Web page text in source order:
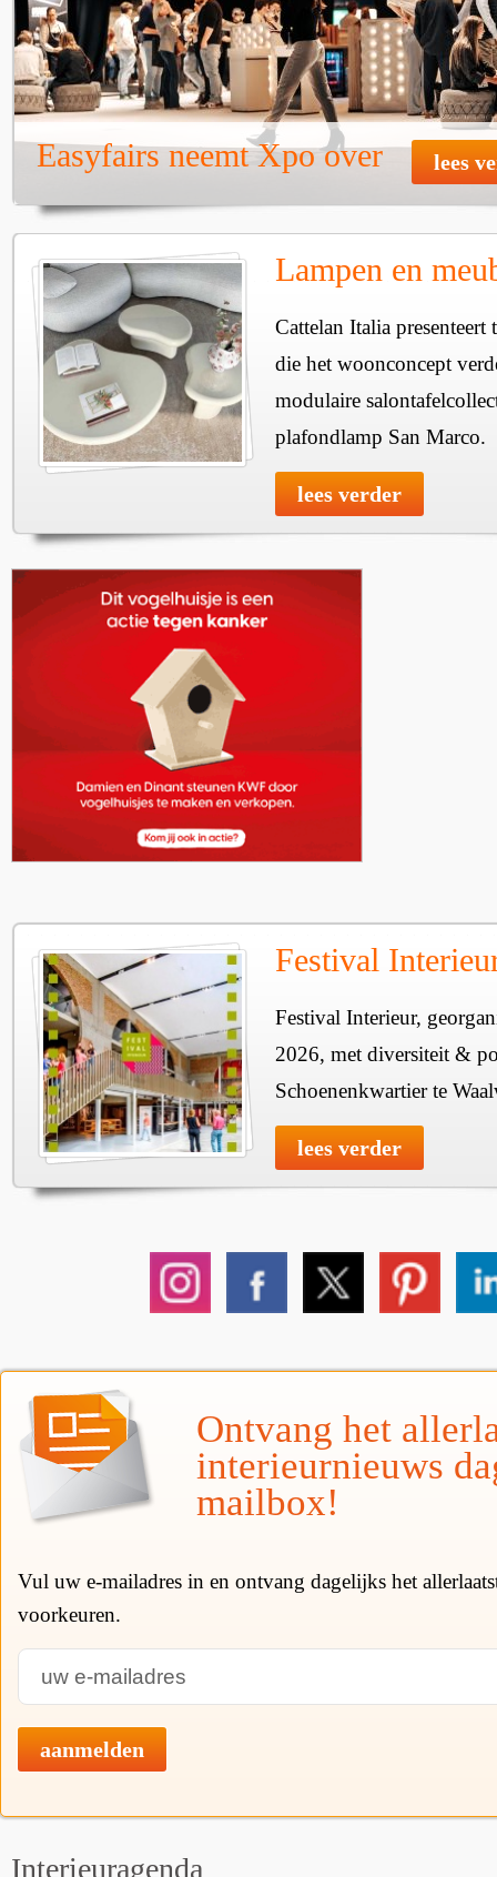
Easyfairs neemt Xpo over lees
Lampen en
Cattelan Italia
die het woonconcept
modulaire
plafondlamp San Marco.
lees verder
Festival
Festival Interieur,
2026, met diversiteit &
Schoenenkwartier te
lees verder
Ontvang het
interieurnieuws
mailbox!
Vul uw e-mailadres in en ontvang dagelijks het
voorkeuren.
aanmelden
Interieuragenda